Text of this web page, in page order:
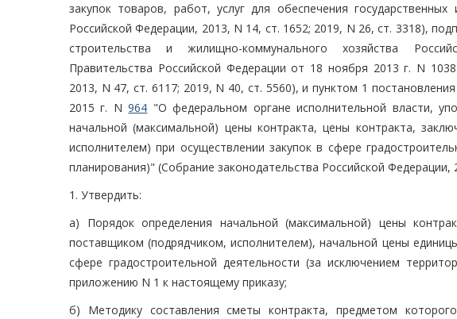
закупок товаров, работ, услуг для обеспечения
Российской Федерации, 2013, N 14, ст. 1652; 2019, N 26, ст. 3318),
строительства и жилищно-коммунального хозяйства
Правительства Российской Федерации от 18 ноября 2013 г. N
2013, N 47, ст. 6117; 2019, N 40, ст. 5560), и пунктом 1
2015 г. N964 "О федеральном органе исполнительной власти,
начальной (максимальной) цены контракта, цены контракта,
исполнителем) при осуществлении закупок в сфере
планирования)" (Собрание законодательства Российской
1. Утвердить:
а) Порядок определения начальной (максимальной) цены
поставщиком (подрядчиком, исполнителем), начальной цены
сфере градостроительной деятельности (за исключением
приложению N 1 к настоящему приказу;
б) Методику составления сметы контракта, предметом